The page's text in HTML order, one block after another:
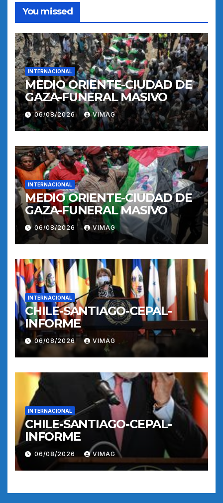
You missed
INTERNACIONAL
MEDIO ORIENTE-CIUDAD DE
GAZA-FUNERAL MASIVO
06/08/2026 VIMAG
INTERNACIONAL
MEDIO ORIENTE-CIUDAD DE
GAZA-FUNERAL MASIVO
06/08/2026 VIMAG
INTERNACIONAL
CHILE-SANTIAGO-CEPAL-
INFORME
06/08/2026 VIMAG
INTERNACIONAL
CHILE-SANTIAGO-CEPAL-
INFORME
06/08/2026 VIMAG